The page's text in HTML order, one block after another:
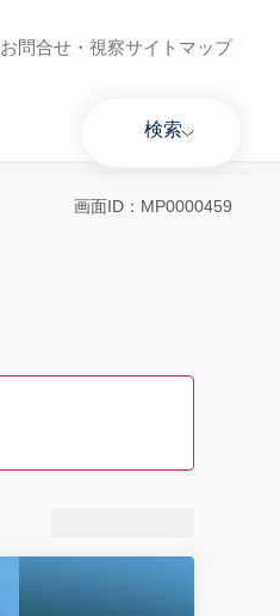
お問合せ・視察サイトマップ
検索
画面ID：MP0000459